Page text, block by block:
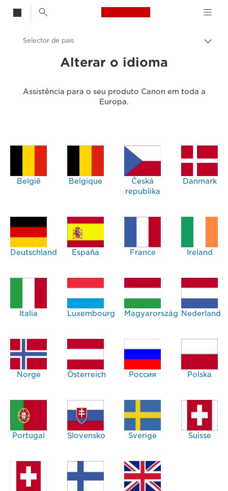
Canon Logo, back
Selector de país
Alterar o idioma
Assistência para o seu produto Canon em toda a
Europa.
België Belgique
Česká
republika
Danmark
Deutschland España France Ireland
Italia Luxembourg Magyarország Nederland
Norge Österreich Россия Polska
Portugal Slovensko Sverige Suisse